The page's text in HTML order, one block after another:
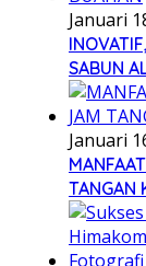
Januari
SABUN
Januari
TANGAN